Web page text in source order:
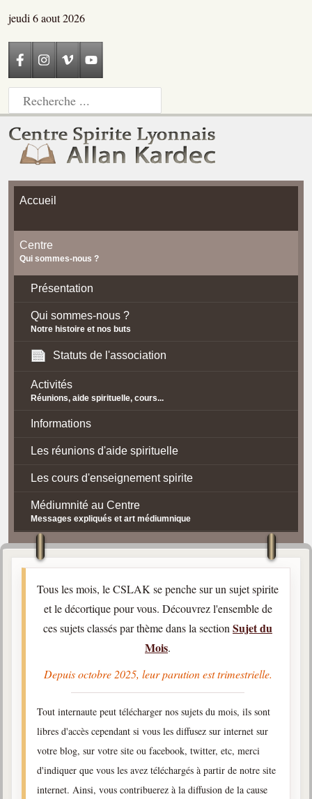
jeudi 6 aout 2026
Accueil
Centre
Qui sommes-nous ?
Présentation
Qui sommes-nous ?
Notre histoire et nos buts
Statuts de l'association
Activités
Réunions, aide spirituelle, cours...
Informations
Les réunions d'aide spirituelle
Les cours d'enseignement spirite
Médiumnité au Centre
Messages expliqués et art médiumnique
Contact / Accès
Plan d'accès
Spiritisme
Philosophie
La doctrine d'Allan Kardec
But des manifestations spirites
Esprits
Tous les mois, le CSLAK se penche sur un sujet spirite
et le décortique pour vous. Découvrez l'ensemble de
ces sujets classés par thème dans la section Sujet du
Mois.
Depuis octobre 2025, leur parution est trimestrielle.
Tout internaute peut télécharger nos sujets du mois, ils sont
libres d'accès cependant si vous les diffusez sur internet sur
votre blog, sur votre site ou facebook, twitter, etc, merci
d'indiquer que vous les avez téléchargés à partir de notre site
internet. Ainsi, vous contribuerez à la diffusion de la cause